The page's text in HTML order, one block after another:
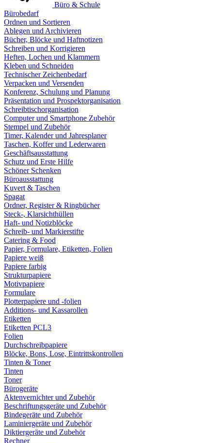
Büro & Schule
Bürobedarf
Ordnen und Sortieren
Ablegen und Archivieren
Bücher, Blöcke und Haftnotizen
Schreiben und Korrigieren
Heften, Lochen und Klammern
Kleben und Schneiden
Technischer Zeichenbedarf
Verpacken und Versenden
Konferenz, Schulung und Planung
Präsentation und Prospektorganisation
Schreibtischorganisation
Computer und Smartphone Zubehör
Stempel und Zubehör
Timer, Kalender und Jahresplaner
Taschen, Koffer und Lederwaren
Geschäftsausstattung
Schutz und Erste Hilfe
Schöner Schenken
Büroausstattung
Kuvert & Taschen
Spagat
Ordner, Register & Ringbücher
Steck-, Klarsichthüllen
Haft- und Notizblöcke
Schreib- und Markierstifte
Catering & Food
Papier, Formulare, Etiketten, Folien
Papiere weiß
Papiere farbig
Strukturpapiere
Motivpapiere
Formulare
Plotterpapiere und -folien
Additions- und Kassarollen
Etiketten
Etiketten PCL3
Folien
Durchschreibpapiere
Blöcke, Bons, Lose, Eintrittskontrollen
Tinten & Toner
Tinten
Toner
Bürogeräte
Aktenvernichter und Zubehör
Beschriftungsgeräte und Zubehör
Bindegeräte und Zubehör
Laminiergeräte und Zubehör
Diktiergeräte und Zubehör
Rechner